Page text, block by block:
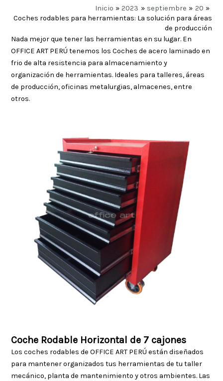
Inicio 2023 septiembre
20
Coches rodables para herramientas: La solución para áreas
de producción
Nada mejor que tener las herramientas en su lugar. En
OFFICE ART PERÚ tenemos los Coches de acero laminado en
frio de alta resistencia para almacenamiento y
organización de herramientas. Ideales para talleres, áreas
de producción, oficinas metalurgias, almacenes, entre
otros.
Coche Rodable Horizontal de 7 cajones
Los coches rodables de OFFICE ART PERÚ están diseñados
para mantener organizados tus herramientas de tu taller
mecánico, planta de mantenimiento y otros ambientes. Las